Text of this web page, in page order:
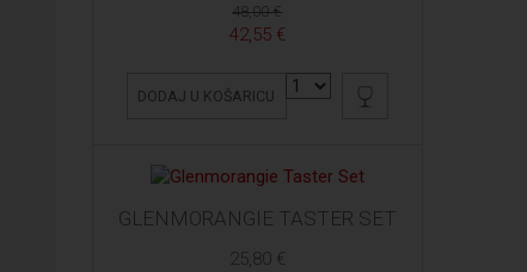
48,00 €
42,55 €
DODAJ U KOŠARICU
GLENMORANGIE TASTER SET
25,80 €